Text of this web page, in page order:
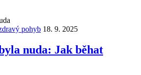
pohyb 18. 9. 2025
nuda: Jak běhat